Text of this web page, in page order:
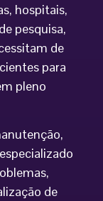
hospitais,
pesquisa,
de
para
pleno
de